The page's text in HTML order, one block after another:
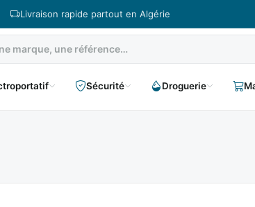
Livraison rapide partout en Algérie
Sécurité Droguerie